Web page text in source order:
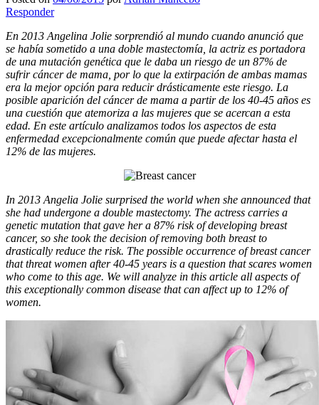
Responder
En 2013 Angelina Jolie sorprendió al mundo cuando anunció que
se había sometido a una doble mastectomía, la actriz es portadora
de una mutación genética que le daba un riesgo de un 87% de
sufrir cáncer de mama, por lo que la extirpación de ambas mamas
era la mejor opción para reducir drásticamente este riesgo. La
posible aparición del cáncer de mama a partir de los 40-45 años es
una cuestión que atemoriza a las mujeres que se acercan a esta
edad. En este artículo analizamos todos los aspectos de esta
enfermedad excepcionalmente común que puede afectar hasta el
12% de las mujeres.
In 2013 Angelia Jolie surprised the world when she announced that
she had undergone a double mastectomy. The actress carries a
genetic mutation that gave her a 87% risk of developing breast
cancer, so she took the decision of removing both breast to
drastically reduce the risk. The possible occurrence of breast cancer
that threat women after 40-45 years is a question that scares women
who come to this age. We will analyze in this article all aspects of
this exceptionally common disease that can affect up to 12% of
women.